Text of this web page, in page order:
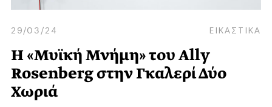
29/03/24 ΕΙΚΑΣΤΙΚΑ
Η «Μυϊκή Μνήμη» του Ally
Rosenberg στην Γκαλερί Δύο
Χωριά